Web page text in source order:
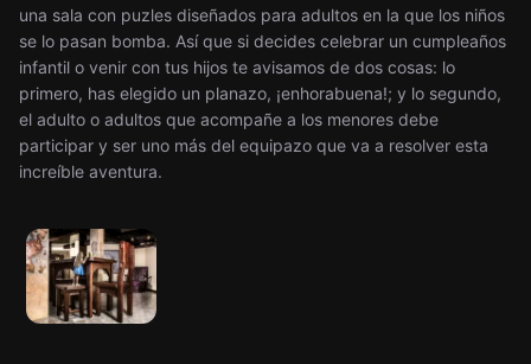
una sala con puzles diseñados para adultos en la que los niños
se lo pasan bomba. Así que si decides celebrar un cumpleaños
infantil o venir con tus hijos te avisamos de dos cosas: lo
primero, has elegido un planazo, ¡enhorabuena!; y lo segundo,
el adulto o adultos que acompañe a los menores debe
participar y ser uno más del equipazo que va a resolver esta
increíble aventura.